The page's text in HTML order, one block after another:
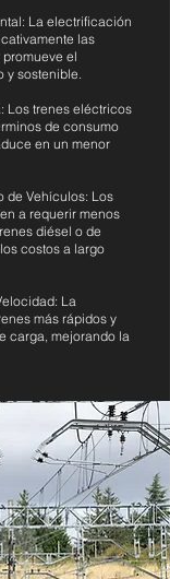
La electrificación
las
el
y sostenible.
Los trenes eléctricos
de consumo
en un menor
de Vehículos: Los
a requerir menos
diésel o de
costos a largo
La
más rápidos y
carga, mejorando la